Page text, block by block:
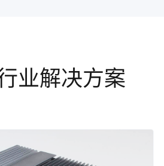
业解决方案